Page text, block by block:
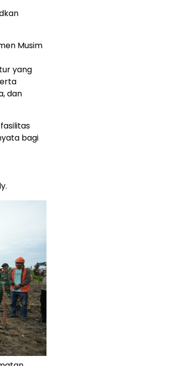
Musim
yang
dan
bagi